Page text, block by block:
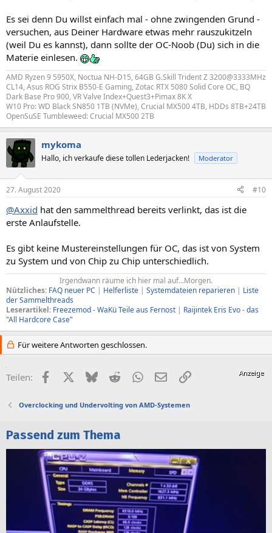
Es sei denn Du willst einfach mal - ohne zwingenden Grund -
versuchen, aus Deiner Hardware etwas mehr rauszukitzeln
(weil Du es kannst), dann sollte der OC-Noob (Du) sich in die
Materie einlesen.
AMD Ryzen 9 5950X, Noctua NH-D15, 64GB G.Skill Trident Z 3200@3333MHz
CL14, Asus ROG Strix B550-E Gaming, Zotac RTX 5080 Solid Core OC, BQ
Dark Base Pro 900, VR Valve Index+Quest3+Pimax 8K X
W10 Pro: WD Black SN850 1TB (NVMe), Crucial MX500 4TB, HDDs 8TB+24TB
OpenSuSE Tumbleweed: Crucial MX500 2TB
mykoma
Hallo, ich verkaufe diese tollen Lederjacken! Moderator
27. August 2020 #10
@Axxid hat den sammelthread bereits verlinkt, das ist die
erste Anlaufstelle.
Es gibt keine Mustereinstellungen für OC, das ist von System
zu System und von Chip zu Chip unterschiedlich.
Irgendwann räume ich hier mal auf...Morgen.​
Nützliches: FAQ neuer PC | Helferliste | Systemdateien reparieren | Liste
der Sammelthreads
Leserartikel: Freezemod - WaKü Teile aus Fernost | Raijintek Eris Evo - das
"All Hardcore Case"
Für weitere Antworten geschlossen.
Teilen: FacebookX (Twitter)
BlueskyRedditWhatsApp
E-MailLink
Overclocking und Undervolting von AMD-Systemen
Passend zum Thema